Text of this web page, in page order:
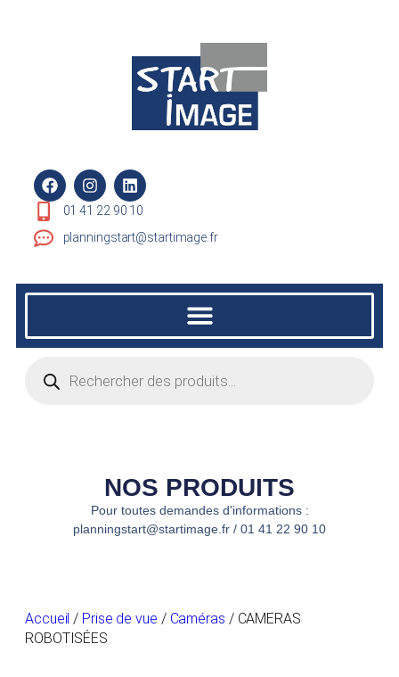
01 41 22 90 10
planningstart@startimage.fr
NOS PRODUITS
Pour toutes demandes d'informations :
planningstart@startimage.fr / 01 41 22 90 10
Accueil / Prise de vue / Caméras / CAMERAS
ROBOTISÉES